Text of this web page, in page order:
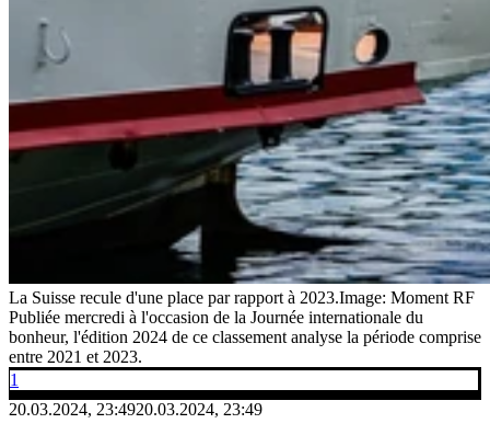
La Suisse recule d'une place par rapport à 2023.Image: Moment RF
Publiée mercredi à l'occasion de la Journée internationale du
bonheur, l'édition 2024 de ce classement analyse la période comprise
entre 2021 et 2023.
1
20.03.2024, 23:4920.03.2024, 23:49